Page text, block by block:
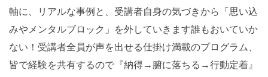
軸に、リアルな事例と、受講者自身の気づきから「思い込
みやメンタルブロック」を外していきます誰もおいていか
ない！受講者全員が声を出せる仕掛け満載のプログラム、
皆で経験を共有するので『納得→腑に落ちる→行動定着』